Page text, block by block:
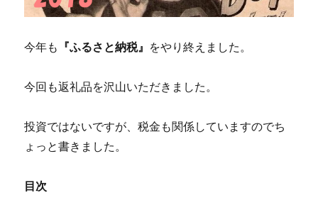
今年も 『ふるさと納税』 をやり終えました。
今回も返礼品を沢山いただきました。
投資ではないですが、税金も関係していますのでち
ょっと書きました。
目次